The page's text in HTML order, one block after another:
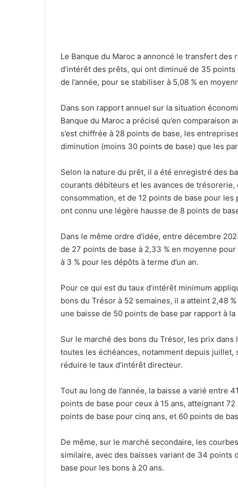
Le Banque du Maroc a annoncé le transfert
d’intérêt des prêts, qui ont diminué de 35
de l’année, pour se stabiliser à 5,08 % en
Dans son rapport annuel sur la situation
Banque du Maroc a précisé qu’en comparaison
s’est chiffrée à 28 points de base, les
diminution (moins 30 points de base) que les
Selon la nature du prêt, il a été enregistré des
courants débiteurs et les avances de
consommation, et de 12 points de base pour
ont connu une légère hausse de 8 points de
Dans le même ordre d’idée, entre décembre
de 27 points de base à 2,33 % en moyenne
à 3 % pour les dépôts à terme d’un an.
Pour ce qui est du taux d’intérêt minimum
bons du Trésor à 52 semaines, il a atteint 2,48
une baisse de 50 points de base par rapport à
Sur le marché des bons du Trésor, les prix
toutes les échéances, notamment depuis
réduire le taux d’intérêt directeur.
Tout au long de l’année, la baisse a varié entre
points de base pour ceux à 15 ans, atteignant
points de base pour cinq ans, et 60 points de
De même, sur le marché secondaire, les
similaire, avec des baisses variant de 34 points
base pour les bons à 20 ans.